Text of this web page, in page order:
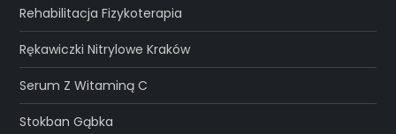
Rehabilitacja Fizykoterapia
Rękawiczki Nitrylowe Kraków
Serum Z Witaminą C
Stokban Gąbka